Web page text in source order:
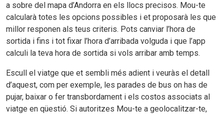
a sobre del mapa d’Andorra en els llocs precisos. Mou-te
calcularà totes les opcions possibles i et proposarà les que
millor responen als teus criteris. Pots canviar l’hora de
sortida i fins i tot fixar l’hora d’arribada volguda i que l’app
calculi la teva hora de sortida si vols arribar amb temps.
Escull el viatge que et sembli més adient i veuràs el detall
d’aquest, com per exemple, les parades de bus on has de
pujar, baixar o fer transbordament i els costos associats al
viatge en qüestió. Si autoritzes Mou-te a geolocalitzar-te,